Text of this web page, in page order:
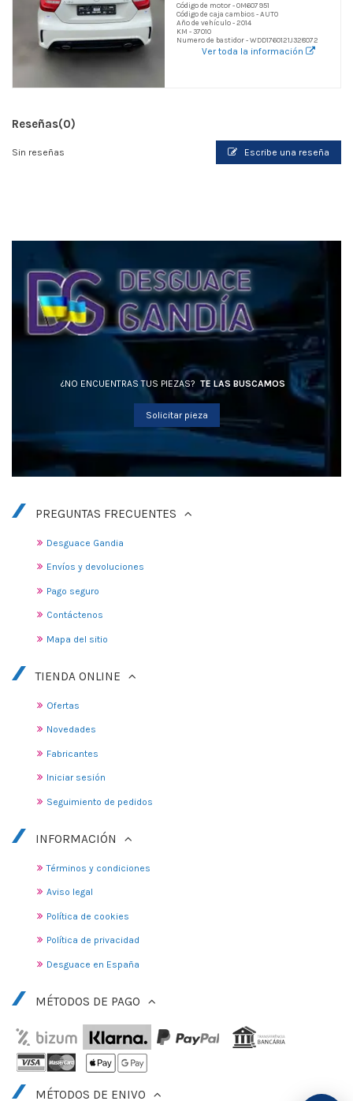
Código de motor - OM607951
Código de caja cambios - AUTO
Año de vehículo - 2014
KM - 37010
Numero de bastidor - WDD1760121J328072
Ver toda la información
Reseñas(0)
Sin reseñas Escribe una reseña
¿NO ENCUENTRAS TUS PIEZAS? TE LAS BUSCAMOS
Solicitar pieza
PREGUNTAS FRECUENTES
Desguace Gandia
Envíos y devoluciones
Pago seguro
Contáctenos
Mapa del sitio
TIENDA ONLINE
Ofertas
Novedades
Fabricantes
Iniciar sesión
Seguimiento de pedidos
INFORMACIÓN
Términos y condiciones
Aviso legal
Política de cookies
Política de privacidad
Desguace en España
MÉTODOS DE PAGO
MÉTODOS DE ENIVO